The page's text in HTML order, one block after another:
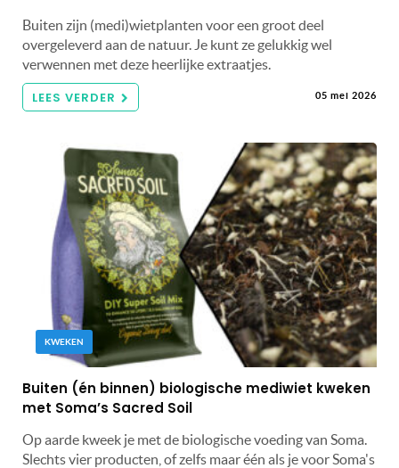
Buiten zijn (medi)wietplanten voor een groot deel
overgeleverd aan de natuur. Je kunt ze gelukkig wel
verwennen met deze heerlijke extraatjes.
LEES VERDER 05 mei 2026
KWEKEN
Buiten (én binnen) biologische mediwiet kweken
met Soma’s Sacred Soil
Op aarde kweek je met de biologische voeding van Soma.
Slechts vier producten, of zelfs maar één als je voor Soma's